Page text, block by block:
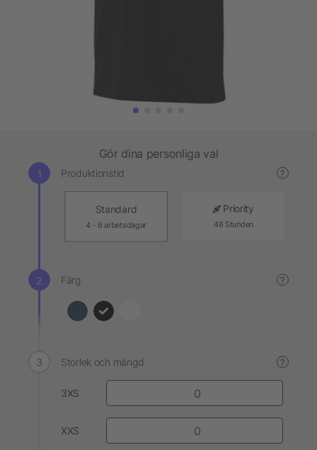
Gör dina personliga val
Produktionstid ?
Standard
4 - 6 arbetsdagar
Priority
48 Stunden
Färg ?
Storlek och mängd ?
3XS
XXS